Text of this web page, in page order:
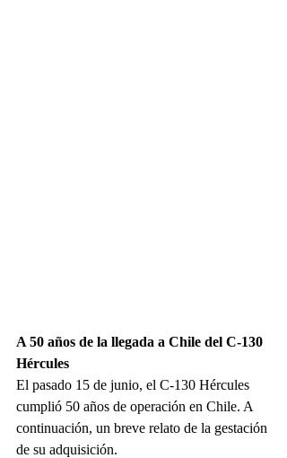
A 50 años de la llegada a Chile del C-130
Hércules
El pasado 15 de junio, el C-130 Hércules
cumplió 50 años de operación en Chile. A
continuación, un breve relato de la gestación
de su adquisición.